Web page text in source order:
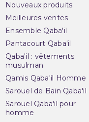
Nouveaux produits
Meilleures ventes
Ensemble Qaba'il
Pantacourt Qaba'il
Qaba'il : vêtements
musulman
Qamis Qaba'il Homme
Sarouel de Bain Qaba'il
Sarouel Qaba'il pour
homme